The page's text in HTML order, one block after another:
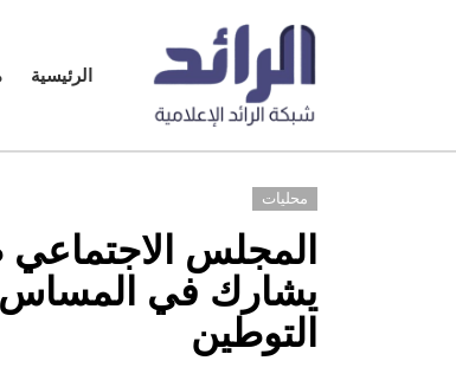
الرئيسية
محليات
المجلس
يشارك في المساس
التوطين